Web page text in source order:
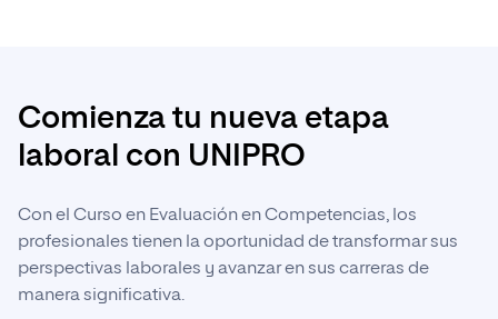
Comienza tu nueva etapa
laboral con UNIPRO
Con el Curso en Evaluación en Competencias, los
profesionales tienen la oportunidad de transformar sus
perspectivas laborales y avanzar en sus carreras de
manera significativa.